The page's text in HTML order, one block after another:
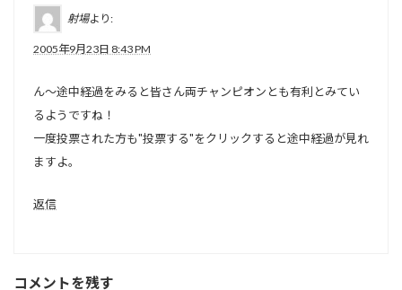
射場より:
2005年9月23日 8:43 PM
ん～途中経過をみると皆さん両チャンピオンとも有利とみてい
るようですね！
一度投票された方も"投票する"をクリックすると途中経過が見れ
ますよ。
返信
コメントを残す